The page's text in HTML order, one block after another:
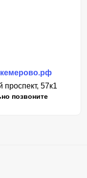
57к1
позвоните